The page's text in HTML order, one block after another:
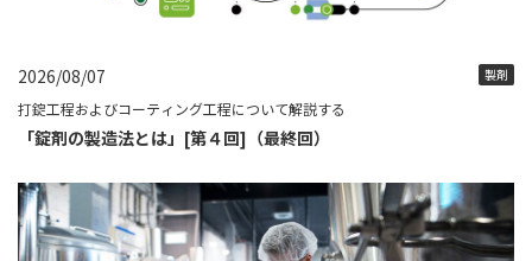
2026/08/07 製剤
打錠工程およびコーティング工程について解説する
「錠剤の製造法とは」[第４回]（最終回）